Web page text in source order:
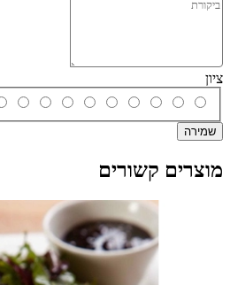
ציון
שמירה
מוצרים קשורים